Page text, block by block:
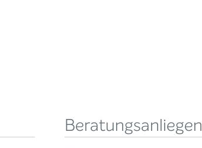
Beratungsanliegen